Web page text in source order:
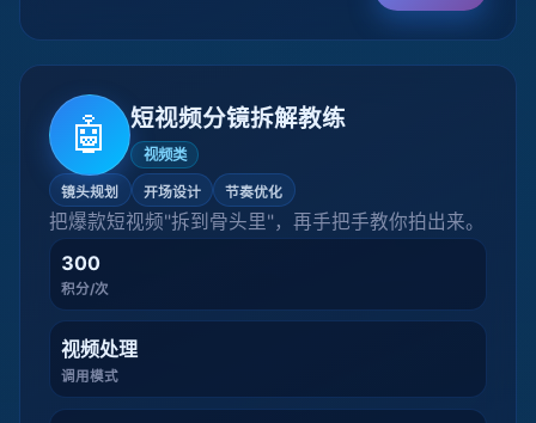
🤖 短视频分镜拆解教练
视频类
镜头规划 开场设计 节奏优化
把爆款短视频"拆到骨头里"，再手把手教你拍出来。
300
积分/次
视频处理
调用模式